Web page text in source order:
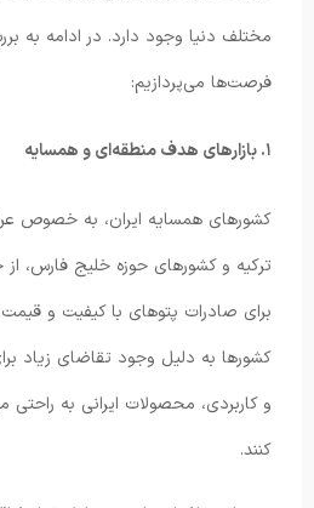
مختلف دنیا وجود دارد. در ادامه به
فرصت‌ها می‌پردازیم:
۱. بازارهای هدف منطقه‌ای و همسایه
کشورهای همسایه ایران، به خصوص
ترکیه و کشورهای حوزه خلیج فارس، از
برای صادرات پتوهای با کیفیت و
کشورها به دلیل وجود تقاضای زیاد
و کاربردی، محصولات ایرانی به راحتی
کنند.